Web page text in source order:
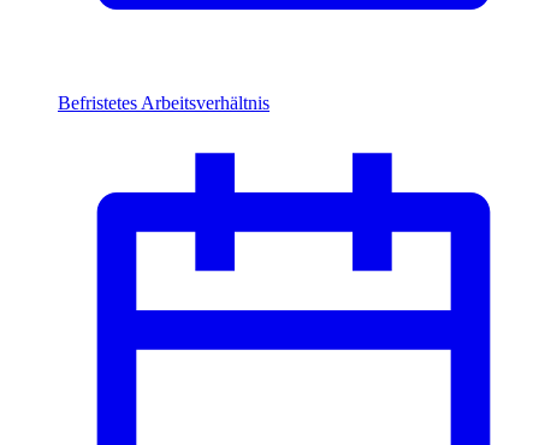
Befristetes Arbeitsverhältnis